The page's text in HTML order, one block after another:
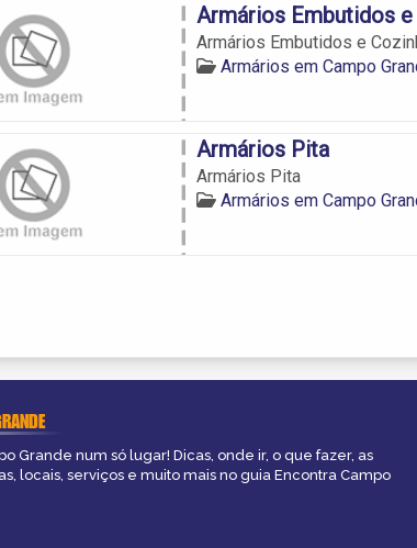
Armários Embutidos
Armários Embutidos e
Armários em Campo
Armários Pita
Armários Pita
Armários em Campo
Grande num só lugar! Dicas, onde ir, o que fazer, as
locais, serviços e muito mais no guia Encontra Campo